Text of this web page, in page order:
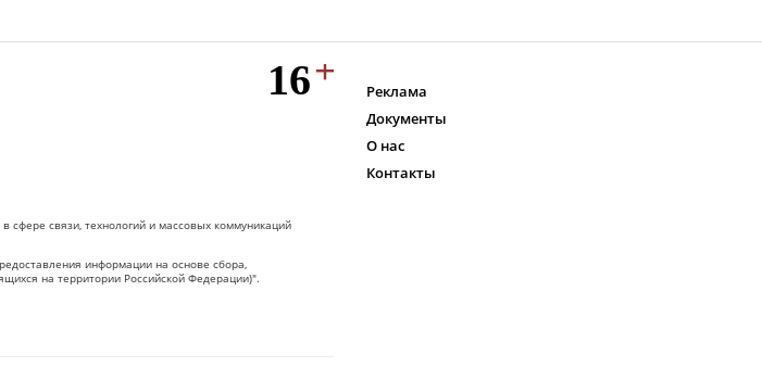
связи, технологий и массовых коммуникаций
информации на основе сбора,
на территории Российской Федерации)".
Реклама
Документы
О нас
Контакты